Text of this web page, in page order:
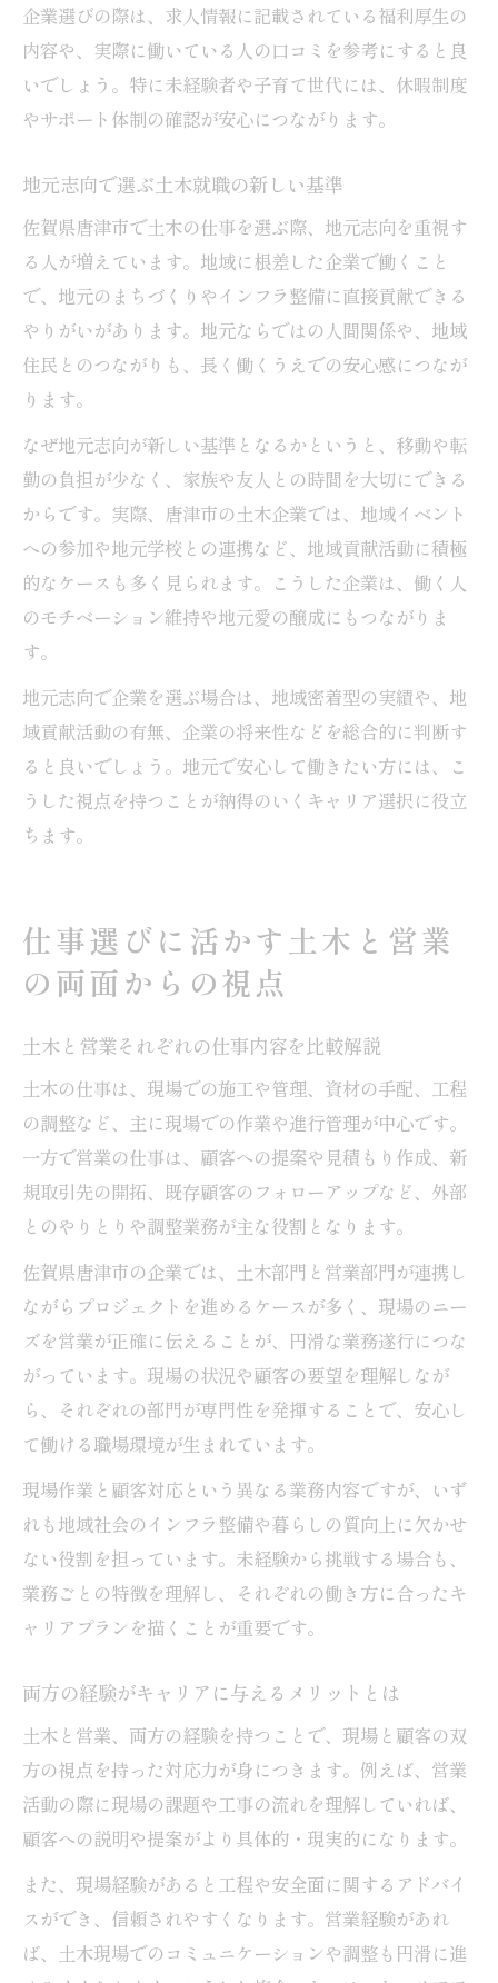
企業選びの際は、求人情報に記載されている福利厚生の
内容や、実際に働いている人の口コミを参考にすると良
いでしょう。特に未経験者や子育て世代には、休暇制度
やサポート体制の確認が安心につながります。
地元志向で選ぶ土木就職の新しい基準
佐賀県唐津市で土木の仕事を選ぶ際、地元志向を重視す
る人が増えています。地域に根差した企業で働くこと
で、地元のまちづくりやインフラ整備に直接貢献できる
やりがいがあります。地元ならではの人間関係や、地域
住民とのつながりも、長く働くうえでの安心感につなが
ります。
なぜ地元志向が新しい基準となるかというと、移動や転
勤の負担が少なく、家族や友人との時間を大切にできる
からです。実際、唐津市の土木企業では、地域イベント
への参加や地元学校との連携など、地域貢献活動に積極
的なケースも多く見られます。こうした企業は、働く人
のモチベーション維持や地元愛の醸成にもつながりま
す。
地元志向で企業を選ぶ場合は、地域密着型の実績や、地
域貢献活動の有無、企業の将来性などを総合的に判断す
ると良いでしょう。地元で安心して働きたい方には、こ
うした視点を持つことが納得のいくキャリア選択に役立
ちます。
仕事選びに活かす土木と営業
の両面からの視点
土木と営業それぞれの仕事内容を比較解説
土木の仕事は、現場での施工や管理、資材の手配、工程
の調整など、主に現場での作業や進行管理が中心です。
一方で営業の仕事は、顧客への提案や見積もり作成、新
規取引先の開拓、既存顧客のフォローアップなど、外部
とのやりとりや調整業務が主な役割となります。
佐賀県唐津市の企業では、土木部門と営業部門が連携し
ながらプロジェクトを進めるケースが多く、現場のニー
ズを営業が正確に伝えることが、円滑な業務遂行につな
がっています。現場の状況や顧客の要望を理解しなが
ら、それぞれの部門が専門性を発揮することで、安心し
て働ける職場環境が生まれています。
現場作業と顧客対応という異なる業務内容ですが、いず
れも地域社会のインフラ整備や暮らしの質向上に欠かせ
ない役割を担っています。未経験から挑戦する場合も、
業務ごとの特徴を理解し、それぞれの働き方に合ったキ
ャリアプランを描くことが重要です。
両方の経験がキャリアに与えるメリットとは
土木と営業、両方の経験を持つことで、現場と顧客の双
方の視点を持った対応力が身につきます。例えば、営業
活動の際に現場の課題や工事の流れを理解していれば、
顧客への説明や提案がより具体的・現実的になります。
また、現場経験があると工程や安全面に関するアドバイ
スができ、信頼されやすくなります。営業経験があれ
ば、土木現場でのコミュニケーションや調整も円滑に進